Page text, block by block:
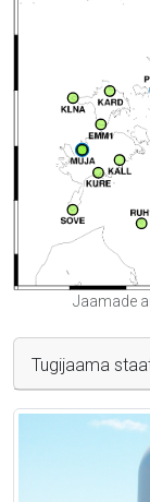
Jaamade
Tugijaama